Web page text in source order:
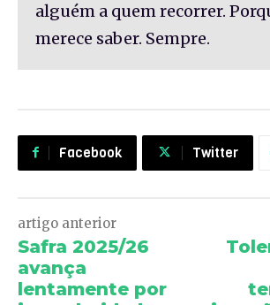
alguém a quem recorrer.
merece saber. Sempre.
Facebook Twitter
artigo anterior
Safra 2025/26
avança
lentamente por